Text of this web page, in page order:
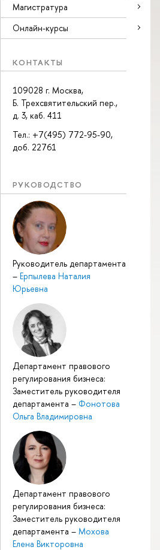
Магистратура
Онлайн-курсы
КОНТАКТЫ
109028 г. Москва,
Б. Трехсвятительский пер.,
д. 3, каб. 411
Тел.: +7(495) 772-95-90,
доб. 22761
РУКОВОДСТВО
Руководитель департамента
– Ерпылева Наталия
Юрьевна
Департамент правового
регулирования бизнеса:
Заместитель руководителя
департамента – Фонотова
Ольга Владимировна
Департамент правового
регулирования бизнеса:
Заместитель руководителя
департамента – Мохова
Елена Викторовна